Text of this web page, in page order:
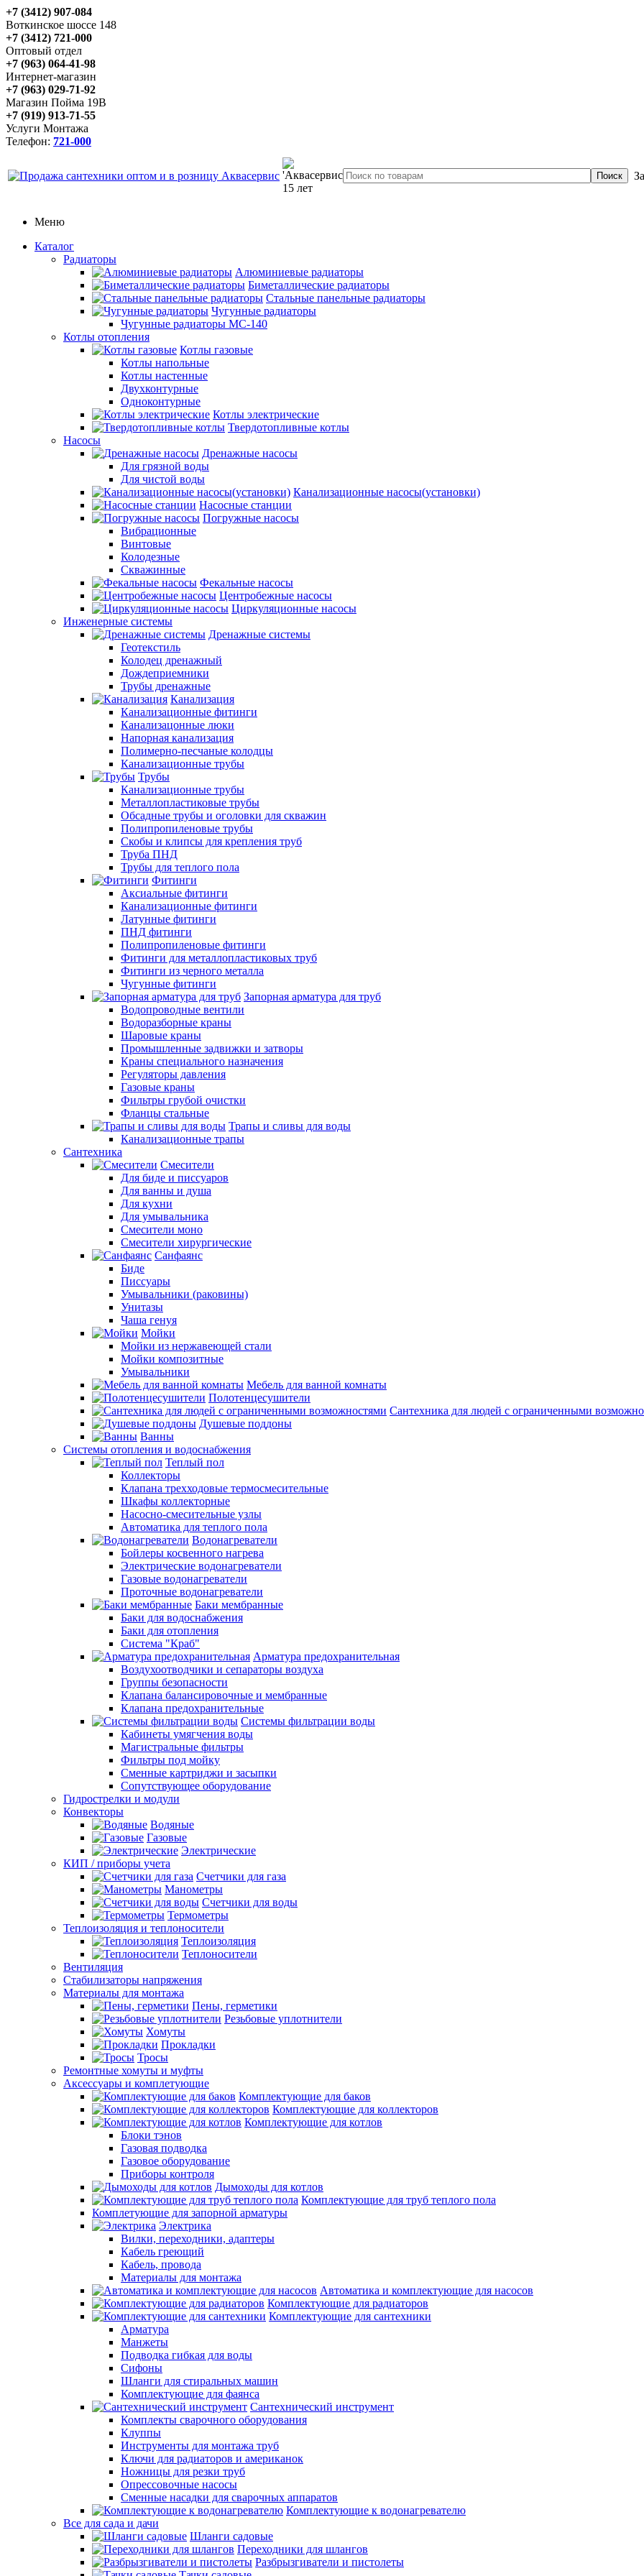
+7 (3412) 907-084
Воткинское шоссе 148
+7 (3412) 721-000
Оптовый отдел
+7 (963) 064-41-98
Интернет-магазин
+7 (963) 029-71-92
Магазин Пойма 19В
+7 (919) 913-71-55
Услуги Монтажа
Телефон: 721-000
Меню
Каталог
Радиаторы
Алюминиевые радиаторы
Биметаллические радиаторы
Стальные панельные радиаторы
Чугунные радиаторы
Чугунные радиаторы МС-140
Котлы отопления
Котлы газовые
Котлы напольные
Котлы настенные
Двухконтурные
Одноконтурные
Котлы электрические
Твердотопливные котлы
Насосы
Дренажные насосы
Для грязной воды
Для чистой воды
Канализационные насосы(установки)
Насосные станции
Погружные насосы
Вибрационные
Винтовые
Колодезные
Скважинные
Фекальные насосы
Центробежные насосы
Циркуляционные насосы
Инженерные системы
Дренажные системы
Геотекстиль
Колодец дренажный
Дождеприемники
Трубы дренажные
Канализация
Канализационные фитинги
Канализацонные люки
Напорная канализация
Полимерно-песчаные колодцы
Канализационные трубы
Трубы
Канализационные трубы
Металлопластиковые трубы
Обсадные трубы и оголовки для скважин
Полипропиленовые трубы
Скобы и клипсы для крепления труб
Труба ПНД
Трубы для теплого пола
Фитинги
Аксиальные фитинги
Канализационные фитинги
Латунные фитинги
ПНД фитинги
Полипропиленовые фитинги
Фитинги для металлопластиковых труб
Фитинги из черного металла
Чугунные фитинги
Запорная арматура для труб
Водопроводные вентили
Водоразборные краны
Шаровые краны
Промышленные задвижки и затворы
Краны специального назначения
Регуляторы давления
Газовые краны
Фильтры грубой очистки
Фланцы стальные
Трапы и сливы для воды
Канализационные трапы
Сантехника
Смесители
Для биде и писсуаров
Для ванны и душа
Для кухни
Для умывальника
Смесители моно
Смесители хирургические
Санфаянс
Биде
Писсуары
Умывальники (раковины)
Унитазы
Чаша генуя
Мойки
Мойки из нержавеющей стали
Мойки композитные
Умывальники
Мебель для ванной комнаты
Полотенцесушители
Сантехника для людей с ограниченными
Душевые поддоны
Ванны
Системы отопления и водоснабжения
Теплый пол
Коллекторы
Клапана трехходовые термосмесительные
Шкафы коллекторные
Насосно-смесительные узлы
Автоматика для теплого пола
Водонагреватели
Бойлеры косвенного нагрева
Электрические водонагреватели
Газовые водонагреватели
Проточные водонагреватели
Баки мембранные
Баки для водоснабжения
Баки для отопления
Система "Краб"
Арматура предохранительная
Воздухоотводчики и сепараторы воздуха
Группы безопасности
Клапана балансировочные и мембранные
Клапана предохранительные
Системы фильтрации воды
Кабинеты умягчения воды
Магистральные фильтры
Фильтры под мойку
Сменные картриджи и засыпки
Сопутствующее оборудование
Гидрострелки и модули
Конвекторы
Водяные
Газовые
Электрические
КИП / приборы учета
Счетчики для газа
Манометры
Счетчики для воды
Термометры
Теплоизоляция и теплоносители
Теплоизоляция
Теплоносители
Вентиляция
Стабилизаторы напряжения
Материалы для монтажа
Пены, герметики
Резьбовые уплотнители
Хомуты
Прокладки
Тросы
Ремонтные хомуты и муфты
Аксессуары и комплетующие
Комплектующие для баков
Комплектующие для коллекторов
Комплектующие для котлов
Блоки тэнов
Газовая подводка
Газовое оборудование
Приборы контроля
Дымоходы для котлов
Комплектующие для труб теплого пола
Комплетующие для запорной арматуры
Электрика
Вилки, переходники, адаптеры
Кабель греющий
Кабель, провода
Материалы для монтажа
Автоматика и комплектующие для насосов
Комплектующие для радиаторов
Комплектующие для сантехники
Арматура
Манжеты
Подводка гибкая для воды
Сифоны
Шланги для стиральных машин
Комплектующие для фаянса
Сантехнический инструмент
Комплекты сварочного оборудования
Клуппы
Инструменты для монтажа труб
Ключи для радиаторов и американок
Ножницы для резки труб
Опрессовочные насосы
Сменные насадки для сварочных аппаратов
Комплектующие к водонагревателю
Все для сада и дачи
Шланги садовые
Переходники для шлангов
Разбрызгиватели и пистолеты